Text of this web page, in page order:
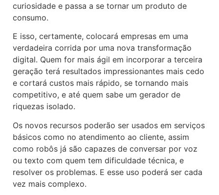
curiosidade e passa a se tornar um produto de
consumo.
E isso, certamente, colocará empresas em uma
verdadeira corrida por uma nova transformação
digital. Quem for mais ágil em incorporar a terceira
geração terá resultados impressionantes mais cedo
e cortará custos mais rápido, se tornando mais
competitivo, e até quem sabe um gerador de
riquezas isolado.
Os novos recursos poderão ser usados em serviços
básicos como no atendimento ao cliente, assim
como robôs já são capazes de conversar por voz
ou texto com quem tem dificuldade técnica, e
resolver os problemas. E esse uso poderá ser cada
vez mais complexo.